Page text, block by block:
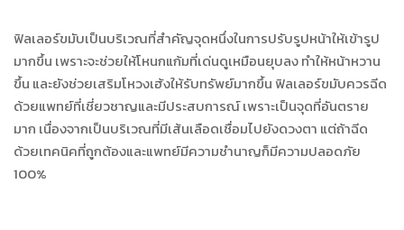
ฟิลเลอร์ขมับเป็นบริเวณที่สำคัญจุดหนึ่งในการปรับรูปหน้าให้เข้ารูป
มากขึ้น เพราะจะช่วยให้โหนกแก้มที่เด่นดูเหมือนยุบลง ทำให้หน้าหวาน
ขึ้น และยังช่วยเสริมโหวงเฮ้งให้รับทรัพย์มากขึ้น ฟิลเลอร์ขมับควรฉีด
ด้วยแพทย์ที่เชี่ยวชาญและมีประสบการณ์ เพราะเป็นจุดที่อันตราย
มาก เนื่องจากเป็นบริเวณที่มีเส้นเลือดเชื่อมไปยังดวงตา แต่ถ้าฉีด
ด้วยเทคนิคที่ถูกต้องและแพทย์มีความชำนาญก็มีความปลอดภัย
100%